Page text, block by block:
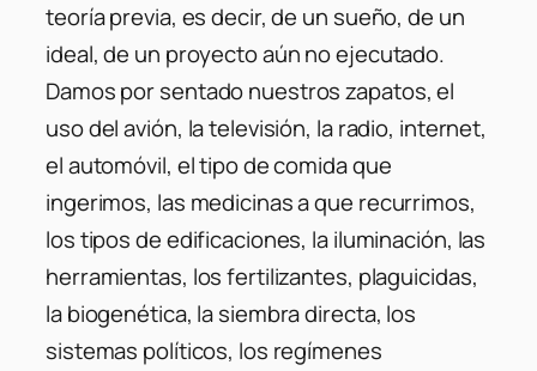
teoría previa, es decir, de un sueño, de un
ideal, de un proyecto aún no ejecutado.
Damos por sentado nuestros zapatos, el
uso del avión, la televisión, la radio, internet,
el automóvil, el tipo de comida que
ingerimos, las medicinas a que recurrimos,
los tipos de edificaciones, la iluminación, las
herramientas, los fertilizantes, plaguicidas,
la biogenética, la siembra directa, los
sistemas políticos, los regímenes